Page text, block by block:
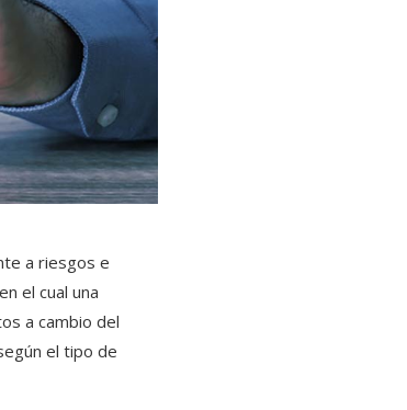
a riesgos e
el cual una
a cambio del
el tipo de